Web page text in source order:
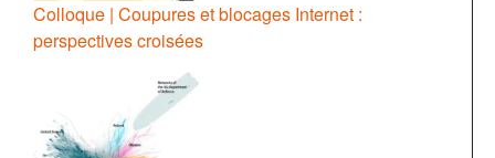
Colloque | Coupures et blocages Internet :
perspectives croisées